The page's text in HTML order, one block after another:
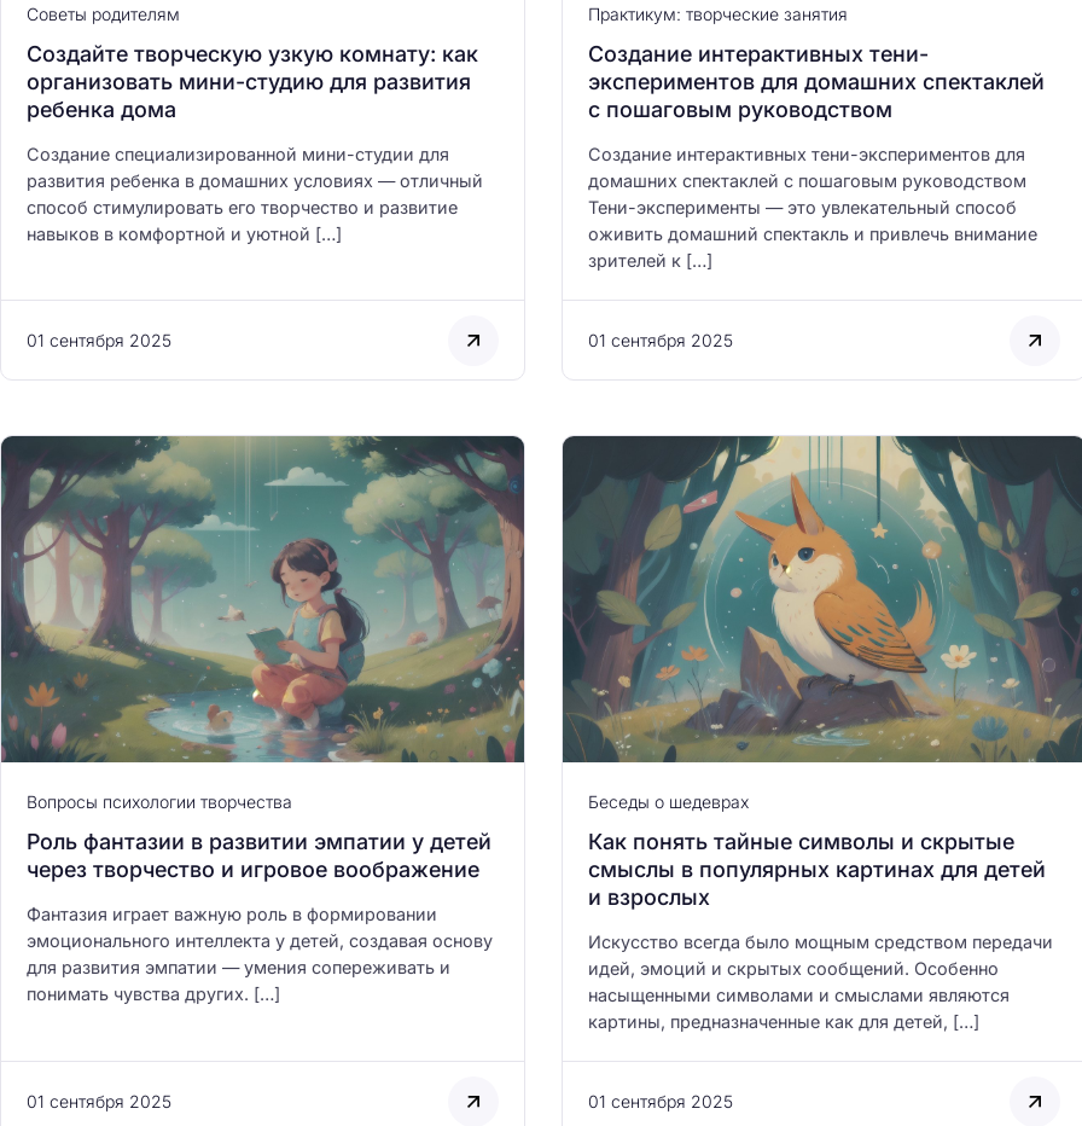
Советы родителям
Создайте творческую узкую комнату: как
организовать мини-студию для развития
ребенка дома
Создание специализированной мини-студии для
развития ребенка в домашних условиях — отличный
способ стимулировать его творчество и развитие
навыков в комфортной и уютной […]
01 сентября 2025
Практикум: творческие занятия
Создание интерактивных тени-
экспериментов для домашних спектаклей
с пошаговым руководством
Создание интерактивных тени-экспериментов для
домашних спектаклей с пошаговым руководством
Тени-эксперименты — это увлекательный способ
оживить домашний спектакль и привлечь внимание
зрителей к […]
01 сентября 2025
Вопросы психологии творчества
Роль фантазии в развитии эмпатии у детей
через творчество и игровое воображение
Фантазия играет важную роль в формировании
эмоционального интеллекта у детей, создавая основу
для развития эмпатии — умения сопереживать и
понимать чувства других. […]
01 сентября 2025
Беседы о шедеврах
Как понять тайные символы и скрытые
смыслы в популярных картинах для детей
и взрослых
Искусство всегда было мощным средством передачи
идей, эмоций и скрытых сообщений. Особенно
насыщенными символами и смыслами являются
картины, предназначенные как для детей, […]
01 сентября 2025